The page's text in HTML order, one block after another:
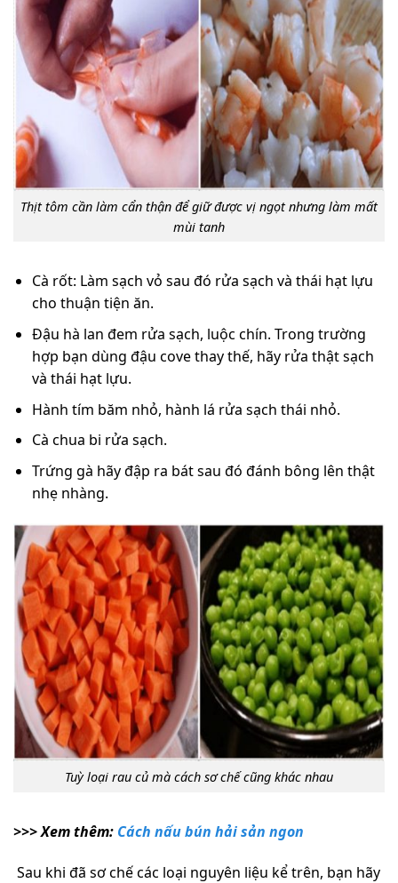
Thịt tôm cần làm cẩn thận để giữ được vị ngọt nhưng làm mất
mùi tanh
Cà rốt: Làm sạch vỏ sau đó rửa sạch và thái hạt lựu
cho thuận tiện ăn.
Đậu hà lan đem rửa sạch, luộc chín. Trong trường
hợp bạn dùng đậu cove thay thế, hãy rửa thật sạch
và thái hạt lựu.
Hành tím băm nhỏ, hành lá rửa sạch thái nhỏ.
Cà chua bi rửa sạch.
Trứng gà hãy đập ra bát sau đó đánh bông lên thật
nhẹ nhàng.
Tuỳ loại rau củ mà cách sơ chế cũng khác nhau
>>> Xem thêm: Cách nấu bún hải sản ngon
Sau khi đã sơ chế các loại nguyên liệu kể trên, bạn hãy